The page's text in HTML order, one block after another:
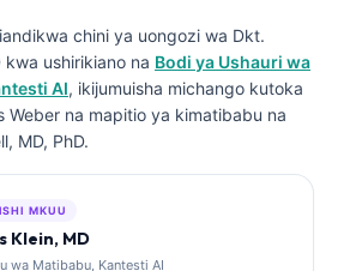
chini ya uongozi wa Dkt.
kwa ushirikiano na Bodi ya Ushauri wa
AI, ikijumuisha michango kutoka
Weber na mapitio ya kimatibabu na
MD, PhD.
MKUU
Klein, MD
wa Matibabu, Kantesti AI